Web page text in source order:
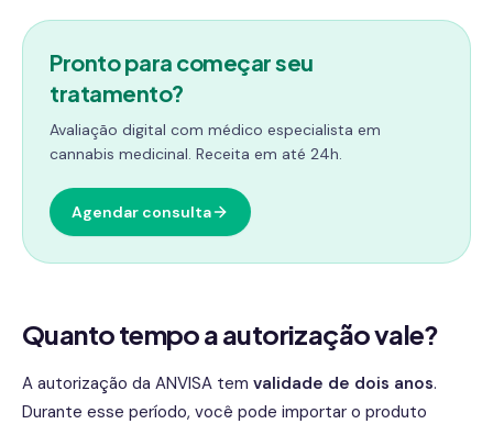
Pronto para começar seu
tratamento?
Avaliação digital com médico especialista em
cannabis medicinal. Receita em até 24h.
Agendar consulta
Quanto tempo a autorização vale?
A autorização da ANVISA tem validade de dois anos.
Durante esse período, você pode importar o produto